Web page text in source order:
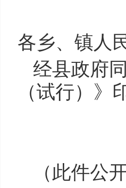
各乡、镇人
经县政府
（试行）
（此件公